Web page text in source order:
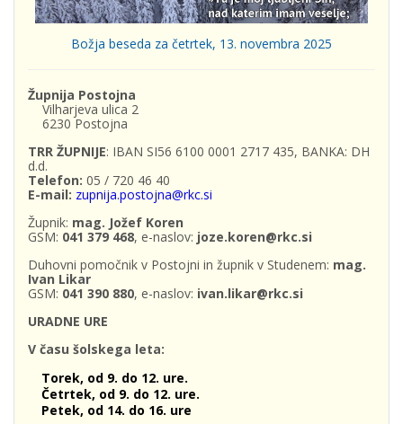
Božja beseda za četrtek, 13. novembra 2025
Župnija Postojna
Vilharjeva ulica 2
6230 Postojna
TRR ŽUPNIJE: IBAN SI56 6100 0001 2717 435, BANKA: DH
d.d.
Telefon: 05 / 720 46 40
E-mail: zupnija.postojna@rkc.si
Župnik: mag. Jožef Koren
GSM: 041 379 468, e-naslov: joze.koren@rkc.si
Duhovni pomočnik v Postojni in župnik v Studenem: mag.
Ivan Likar
GSM: 041 390 880, e-naslov: ivan.likar@rkc.si
URADNE URE
V času šolskega leta:
Torek, od 9. do 12. ure.
Četrtek, od 9. do 12. ure.
Petek, od 14. do 16. ure